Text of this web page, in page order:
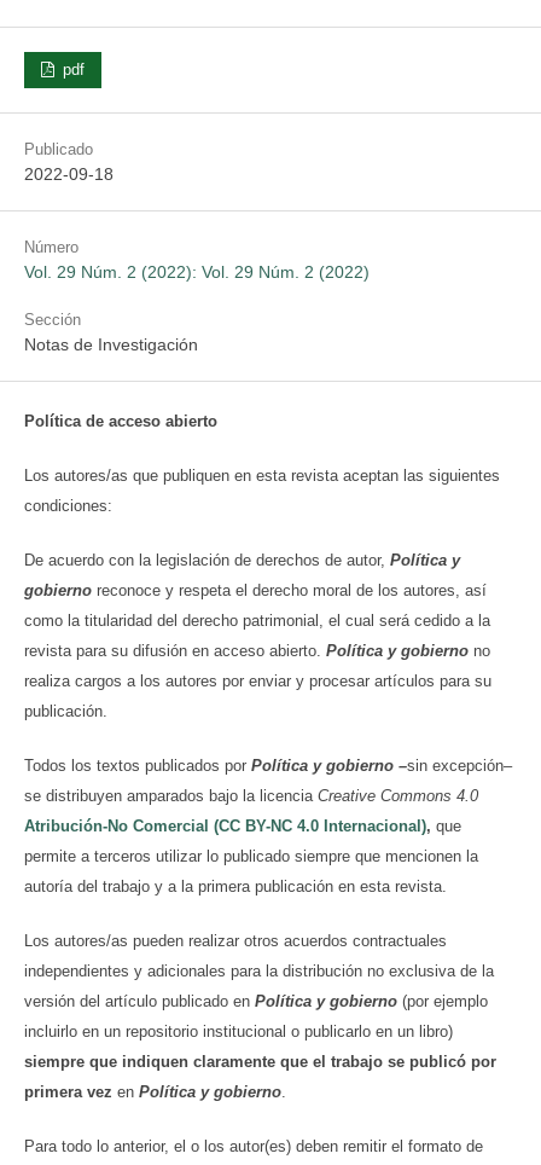
pdf
Publicado
2022-09-18
Número
Vol. 29 Núm. 2 (2022): Vol. 29 Núm. 2 (2022)
Sección
Notas de Investigación
Política de acceso abierto
Los autores/as que publiquen en esta revista aceptan las siguientes
condiciones:
De acuerdo con la legislación de derechos de autor, Política y
gobierno reconoce y respeta el derecho moral de los autores, así
como la titularidad del derecho patrimonial, el cual será cedido a la
revista para su difusión en acceso abierto. Política y gobierno no
realiza cargos a los autores por enviar y procesar artículos para su
publicación.
Todos los textos publicados por Política y gobierno –sin excepción–
se distribuyen amparados bajo la licencia Creative Commons 4.0
Atribución-No Comercial (CC BY-NC 4.0 Internacional), que
permite a terceros utilizar lo publicado siempre que mencionen la
autoría del trabajo y a la primera publicación en esta revista.
Los autores/as pueden realizar otros acuerdos contractuales
independientes y adicionales para la distribución no exclusiva de la
versión del artículo publicado en Política y gobierno (por ejemplo
incluirlo en un repositorio institucional o publicarlo en un libro)
siempre que indiquen claramente que el trabajo se publicó por
primera vez en Política y gobierno
Para todo lo anterior, el o los autor(es) deben remitir el formato de